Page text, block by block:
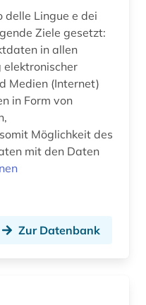
(1)
berufsfeld agrarwirtschaft (1)
delle Lingue e dei
Ziele gesetzt:
in allen
elektronischer
Medien (Internet)
in Form von
Möglichkeit des
mit den Daten
Zur Datenbank